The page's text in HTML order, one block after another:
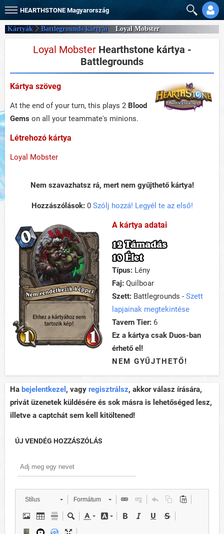
HEARTHSTONE Magyarország
Kártyák Battlegrounds kártyái Loyal Mobster
Loyal MobsterHearthstone kártya -
Battlegrounds
Kártya szöveg
At the end of your turn, this plays 2 Blood
Gems on all your teammate's minions.
Létrehozó kártya
Loyal Mobster
Nem szavazhatsz rá, mert nem gyűjthető kártya!
Hozzászólások:0 Szólj hozzá! Legyél te az első!
A kártya adatai
12 Támadás
10 Élet
Típus: Lény
Faj: Quilboar
Szett: Battlegrounds - Szett
lapjainak megtekintése
Tavern Tier: 6
Ez a kártya csak Duos-ban
érhető el!
NEM GYŰJTHETŐ!
Ha bejelentkezel , vagy regisztrálsz, akkor válasz írására,
privát üzenetek küldésére és sok másra is lehetőséged lesz,
illetve a captchát sem kell kitöltened!
ÚJ VENDÉG HOZZÁSZÓLÁS
Stílus Formátum